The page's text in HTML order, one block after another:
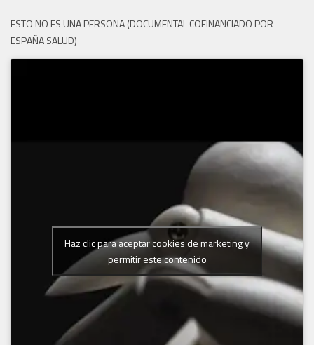
ESTO NO ES UNA PERSONA (DOCUMENTAL COFINANCIADO POR
ESPAÑA SALUD)
Haz clic para aceptar cookies de marketing y
permitir este contenido